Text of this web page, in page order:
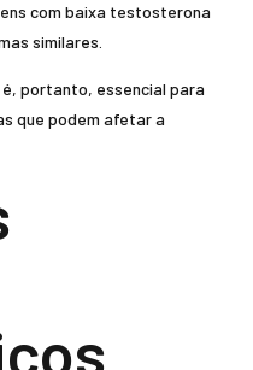
com baixa testosterona
similares.
portanto, essencial para
que podem afetar a